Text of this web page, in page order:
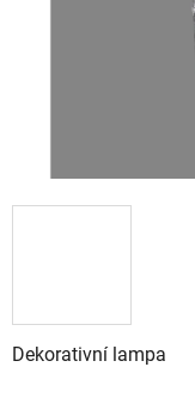
Dekorativní lampa